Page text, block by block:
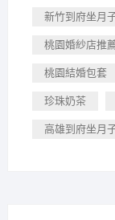
新竹到府坐月
桃園婚紗店推
桃園結婚包套
珍珠奶茶
高雄到府坐月